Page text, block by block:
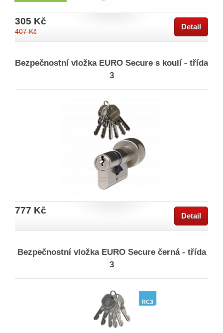
305 Kč
407 Kč
Detail
Bezpečnostní vložka EURO Secure s koulí - třída
3
777 Kč
Detail
Bezpečnostní vložka EURO Secure černá - třída
3